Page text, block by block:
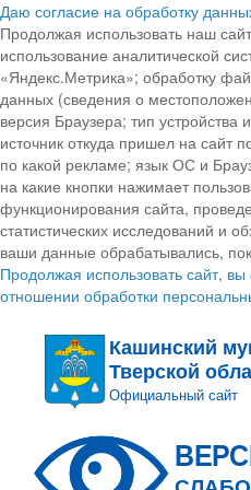
Даю согласие на обработку
Продолжая использовать наш
использование аналитической
«Яндекс.Метрика»; обработку
данных (сведения о
версия Браузера; тип устройства
источник откуда пришел на сайт
по какой рекламе; язык ОС и
на какие кнопки нажимает
функционирования сайта,
статистических исследований и
ваши данные обрабатывались,
Продолжая использовать сайт,
отношении обработки